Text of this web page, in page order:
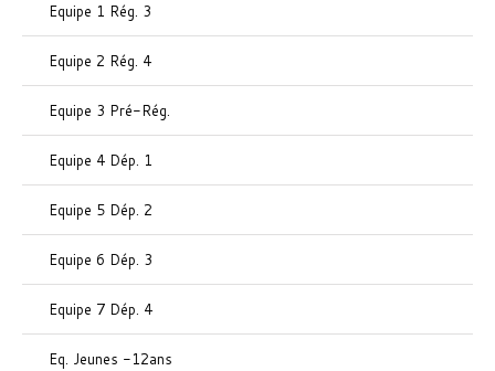
Equipe 1 Rég. 3
Equipe 2 Rég. 4
Equipe 3 Pré-Rég.
Equipe 4 Dép. 1
Equipe 5 Dép. 2
Equipe 6 Dép. 3
Equipe 7 Dép. 4
Eq. Jeunes -12ans